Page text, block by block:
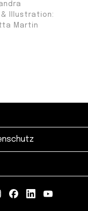
& Illustration:
Martin